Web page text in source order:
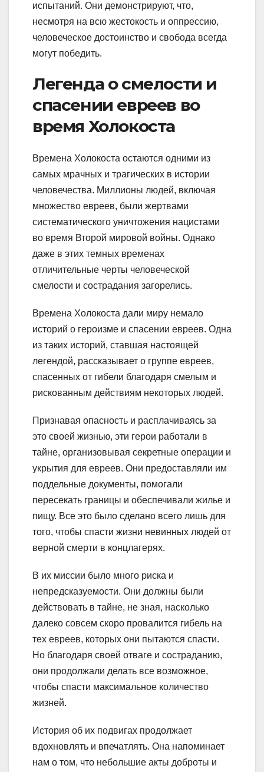
испытаний. Они демонстрируют, что,
несмотря на всю жестокость и оппрессию,
человеческое достоинство и свобода всегда
могут победить.
Легенда о смелости и
спасении евреев во
время Холокоста
Времена Холокоста остаются одними из
самых мрачных и трагических в истории
человечества. Миллионы людей, включая
множество евреев, были жертвами
систематического уничтожения нацистами
во время Второй мировой войны. Однако
даже в этих темных временах
отличительные черты человеческой
смелости и сострадания загорелись.
Времена Холокоста дали миру немало
историй о героизме и спасении евреев. Одна
из таких историй, ставшая настоящей
легендой, рассказывает о группе евреев,
спасенных от гибели благодаря смелым и
рискованным действиям некоторых людей.
Признавая опасность и расплачиваясь за
это своей жизнью, эти герои работали в
тайне, организовывая секретные операции и
укрытия для евреев. Они предоставляли им
поддельные документы, помогали
пересекать границы и обеспечивали жилье и
пищу. Все это было сделано всего лишь для
того, чтобы спасти жизни невинных людей от
верной смерти в концлагерях.
В их миссии было много риска и
непредсказуемости. Они должны были
действовать в тайне, не зная, насколько
далеко совсем скоро провалится гибель на
тех евреев, которых они пытаются спасти.
Но благодаря своей отваге и состраданию,
они продолжали делать все возможное,
чтобы спасти максимальное количество
жизней.
История об их подвигах продолжает
вдохновлять и впечатлять. Она напоминает
нам о том, что небольшие акты доброты и